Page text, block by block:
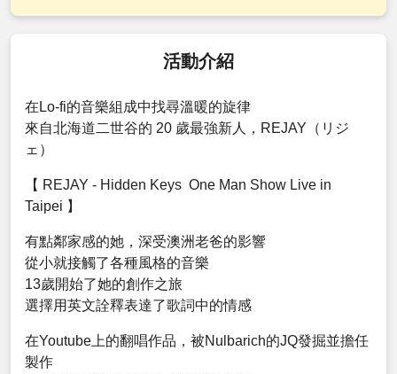
活動介紹
在Lo-fi的音樂組成中找尋溫暖的旋律
來自北海道二世谷的 20 歲最強新人，REJAY（リジ
ェ）
【 REJAY - Hidden Keys One Man Show Live in
Taipei 】
有點鄰家感的她，深受澳洲老爸的影響
從小就接觸了各種風格的音樂
13歲開始了她的創作之旅
選擇用英文詮釋表達了歌詞中的情感
在Youtube上的翻唱作品，被Nulbarich的JQ發掘並擔任
製作